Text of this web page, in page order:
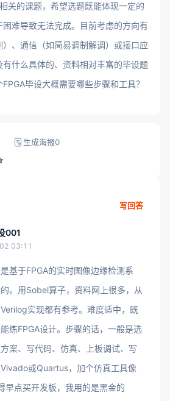
关的课题，希望选题既能体现一定的
难导致无法完成。目前考虑的方向有
、通信（如简易调制解调）或接口应
什么具体的、资料相对丰富的毕设题
毕设大概需要哪些步骤和工具？
生成海报0
写回答
001
03:11
基于FPGA的实时图像边缘检测系
。用Sobel算子，资料网上很多，从
实现都有参考。难度适中，既
练FPGA设计。步骤的话，一般是选
案、写代码、仿真、上板调试、写
或Quartus，加个仿真工具像
早点买开发板，我用的是黑金的